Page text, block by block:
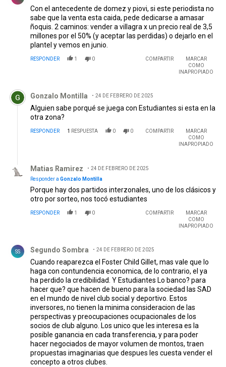
Con el antecedente de domez y piovi, si este periodista no
sabe que la venta esta caida, pede dedicarse a amasar
ñoquis. 2 caminos: vender a villagra x un precio real de 3,5
millones por el 50% (y aceptar las perdidas) o dejarlo en el
plantel y vemos en junio.
RESPONDER 1 0 COMPARTIR
MARCAR
COMO
INAPROPIADO
Comentario de Gonzalo Montilla.
Gonzalo Montilla 24 DE FEBRERO DE 2025
Alguien sabe porqué se juega con Estudiantes si esta en la
otra zona?
RESPONDER 1 RESPUESTA 0 0 COMPARTIR
MARCAR
COMO
INAPROPIADO
Matias Ramirez
24 DE FEBRERO DE 2025
Responder a Gonzalo Montilla
Porque hay dos partidos interzonales, uno de los clásicos y
otro por sorteo, nos tocó estudiantes
RESPONDER 1 0 COMPARTIR
MARCAR
COMO
INAPROPIADO
SS Segundo Sombra 24 DE FEBRERO DE 2025
Cuando reaparezca el Foster Child Gillet, mas vale que lo
haga con contundencia economica, de lo contrario, el ya
ha perdido la credibilidad. Y Estudiantes Lo banco? para
hacer que? que hacen de bueno para la sociedad las SAD
en el mundo de nivel club social y deportivo. Estos
inversores, no tienen la minima consideracion de las
perspectivas y preocupaciones ocupacionales de los
socios de club alguno. Los unico que les interesa es la
posible ganancia en cada transferencia, y para poder
hacer negociados de mayor volumen de montos, traen
propuestas imaginarias que despues les cuesta vender el
concepto a otros clubes.